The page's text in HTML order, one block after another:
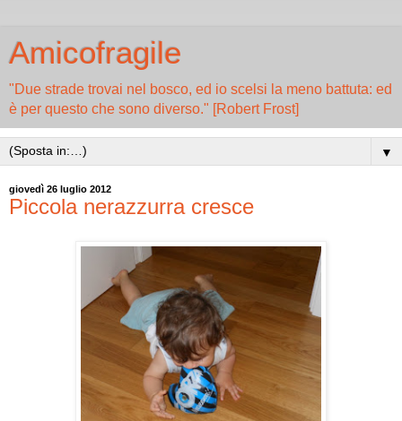
Amicofragile
"Due strade trovai nel bosco, ed io scelsi la meno battuta: ed
è per questo che sono diverso." [Robert Frost]
▼
giovedì 26 luglio 2012
Piccola nerazzurra cresce